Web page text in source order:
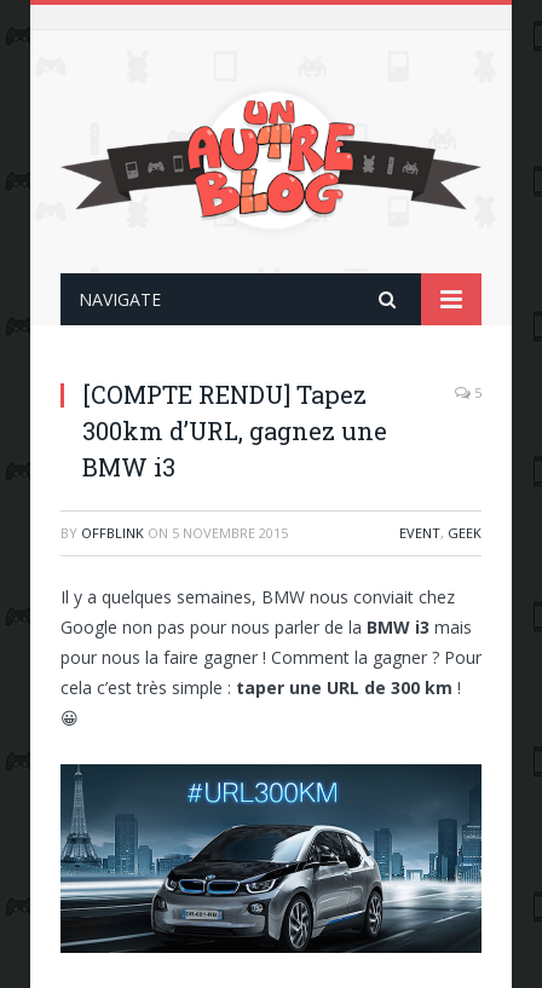
NAVIGATE
[COMPTE RENDU] Tapez
300km d’URL, gagnez une
BMW i3
5
BY OFFBLINK ON 5 NOVEMBRE 2015 EVENT, GEEK
Il y a quelques semaines, BMW nous conviait chez
Google non pas pour nous parler de la BMW i3 mais
pour nous la faire gagner ! Comment la gagner ? Pour
cela c’est très simple : taper une URL de 300 km !
😀